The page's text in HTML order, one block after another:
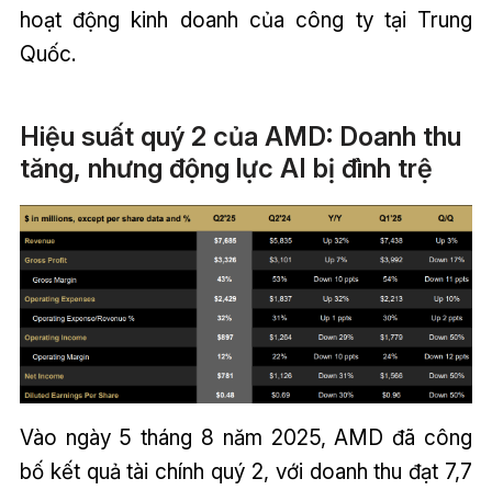
hoạt động kinh doanh của công ty tại Trung
Quốc.
Hiệu suất quý 2 của AMD: Doanh thu
tăng, nhưng động lực AI bị đình trệ
Vào ngày 5 tháng 8 năm 2025, AMD đã công
bố kết quả tài chính quý 2, với doanh thu đạt 7,7